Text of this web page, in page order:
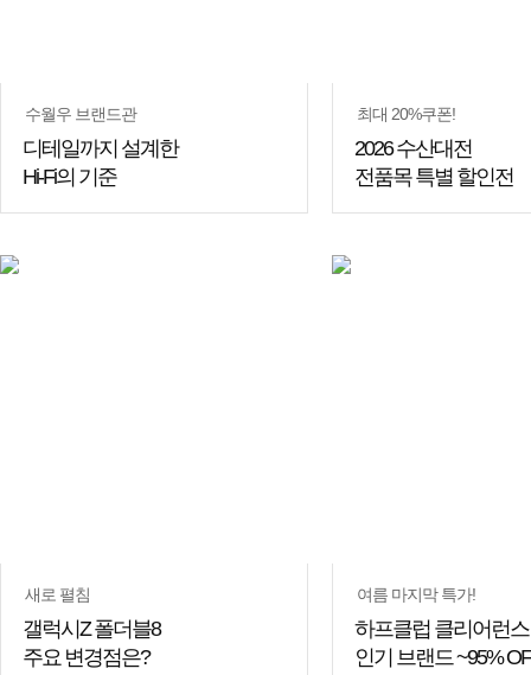
수월우 브랜드관
디테일까지 설계한
Hi-Fi의 기준
최대 20%쿠폰!
2026 수산대전
전품목 특별 할인전
쇼핑
새로 펼침
갤럭시Z 폴더블8
주요 변경점은?
여름 마지막 특가!
하프클럽 클리어런스
인기 브랜드 ~95%